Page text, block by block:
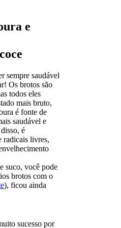
e
sempre saudável
Os brotos são
todos eles
mais bruto,
é fonte de
saudável e
é
radicais livres,
suco, você pode
brotos com o
), ficou ainda
sucesso por